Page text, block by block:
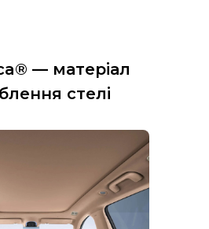
— матеріал
стелі